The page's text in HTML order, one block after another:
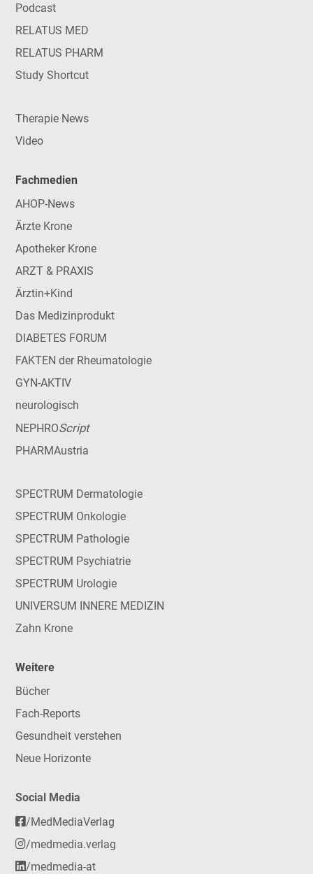
Podcast
RELATUS MED
RELATUS PHARM
Study Shortcut
Therapie News
Video
Fachmedien
AHOP-News
Ärzte Krone
Apotheker Krone
ARZT & PRAXIS
Ärztin+Kind
Das Medizinprodukt
DIABETES FORUM
FAKTEN der Rheumatologie
GYN-AKTIV
neurologisch
NEPHROScript
PHARMAustria
SPECTRUM Dermatologie
SPECTRUM Onkologie
SPECTRUM Pathologie
SPECTRUM Psychiatrie
SPECTRUM Urologie
UNIVERSUM INNERE MEDIZIN
Zahn Krone
Weitere
Bücher
Fach-Reports
Gesundheit verstehen
Neue Horizonte
Social Media
/MedMediaVerlag
/medmedia.verlag
/medmedia-at